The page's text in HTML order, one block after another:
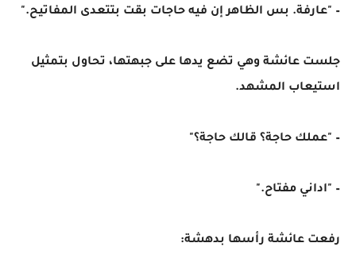
– "عارفة. بس الظاهر إن فيه حاجات بقت بتتعدى المفاتيح."
جلست عائشة وهي تضع يدها على جبهتها، تحاول بتمثيل
استيعاب المشهد.
– "عملك حاجة؟ قالك حاجة؟"
– "اداني مفتاح."
رفعت عائشة رأسها بدهشة: